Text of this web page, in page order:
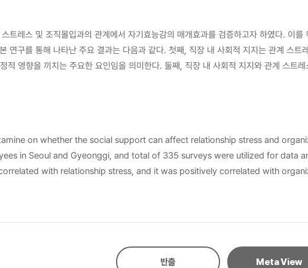
트레스 및 조직몰입과의 관계에서 자기효능감의 매개효과를 검증하고자 하였다.
와 관계 스트레스 및 조직몰입과의 관계에서 자기효능감의 매개효과를 확인하였다. 자기효능감은 사회적 지지와 더불어 관계
변인이며, 자기효능감이 높은 구성원일수록 관계 스트레스 수준을 낮게 보고하고 조직에 대한 정
on whether the social support can affect relationship stress and
Gyeonggi, and total of 335 surveys were utilized for data analysis by using SPSS Program. The results of
with relationship stress, and it was positively correlated with
effect of self-efficacy between the social support in the workplace and relationship stress and
반출 Meta View